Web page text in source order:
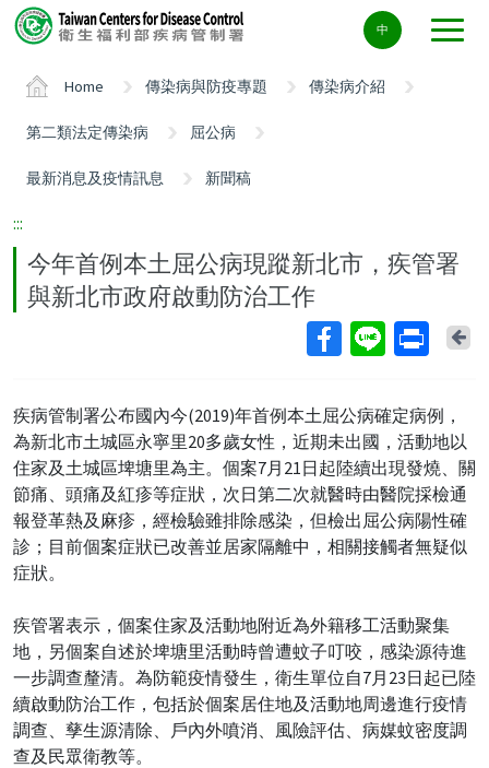
Center
block
中
Home 傳染病與防疫專題 傳染病介紹
第二類法定傳染病 屈公病
最新消息及疫情訊息 新聞稿
:::
今年首例本土屈公病現蹤新北市，疾管署
與新北市政府啟動防治工作
疾病管制署公布國內今(2019)年首例本土屈公病確定病例，
為新北市土城區永寧里20多歲女性，近期未出國，活動地以
住家及土城區埤塘里為主。個案7月21日起陸續出現發燒、關
節痛、頭痛及紅疹等症狀，次日第二次就醫時由醫院採檢通
報登革熱及麻疹，經檢驗雖排除感染，但檢出屈公病陽性確
診；目前個案症狀已改善並居家隔離中，相關接觸者無疑似
症狀。
疾管署表示，個案住家及活動地附近為外籍移工活動聚集
地，另個案自述於埤塘里活動時曾遭蚊子叮咬，感染源待進
一步調查釐清。為防範疫情發生，衛生單位自7月23日起已陸
續啟動防治工作，包括於個案居住地及活動地周邊進行疫情
調查、孳生源清除、戶內外噴消、風險評估、病媒蚊密度調
查及民眾衛教等。